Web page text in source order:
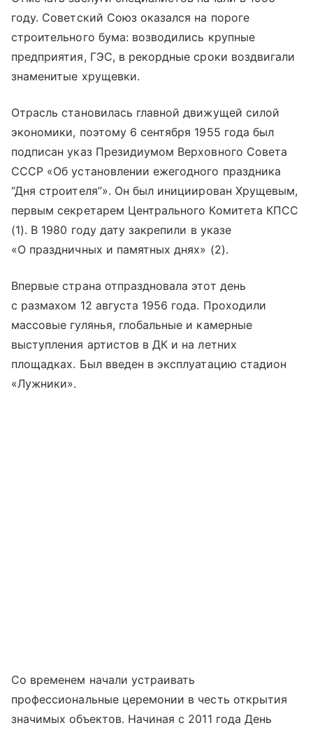
году. Советский Союз оказался на пороге
строительного бума: возводились крупные
предприятия, ГЭС, в рекордные сроки воздвигали
знаменитые хрущевки.
Отрасль становилась главной движущей силой
экономики, поэтому 6 сентября 1955 года был
подписан указ Президиумом Верховного Совета
СССР «Об установлении ежегодного праздника
“Дня строителя”». Он был инициирован Хрущевым,
первым секретарем Центрального Комитета КПСС
(1). В 1980 году дату закрепили в указе
«О праздничных и памятных днях» (2).
Впервые страна отпраздновала этот день
с размахом 12 августа 1956 года. Проходили
массовые гулянья, глобальные и камерные
выступления артистов в ДК и на летних
площадках. Был введен в эксплуатацию стадион
«Лужники».
Со временем начали устраивать
профессиональные церемонии в честь открытия
значимых объектов. Начиная с 2011 года День